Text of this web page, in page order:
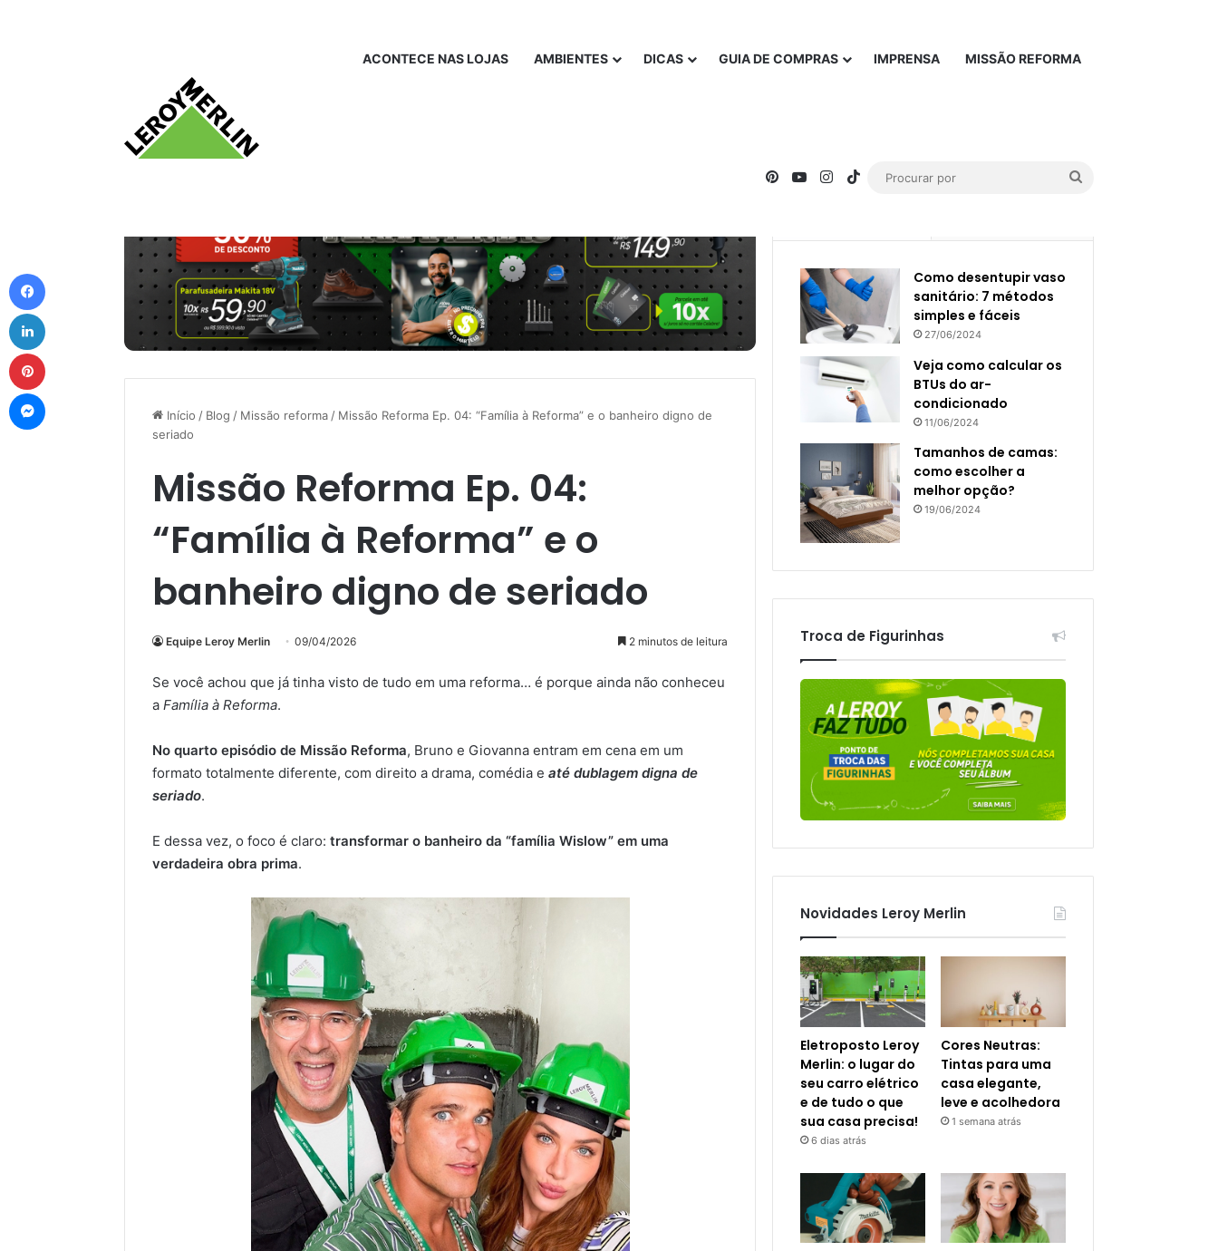
ACONTECE NAS LOJAS AMBIENTES DICAS GUIA DE COMPRAS IMPRENSA MISSÃO REFORMA
PinterestYouTubeInstagram
TikTok
Início / Blog / Missão reforma / Missão Reforma Ep. 04: “Família à Reforma” e o banheiro digno de
seriado
Missão Reforma Ep. 04:
“Família à Reforma” e o
banheiro digno de seriado
Equipe Leroy Merlin 09/04/2026 2 minutos de leitura
Se você achou que já tinha visto de tudo em uma reforma… é porque ainda não conheceu
a Família à Reforma.
No quarto episódio de Missão Reforma, Bruno e Giovanna entram em cena em um
formato totalmente diferente, com direito a drama, comédia e até dublagem digna de
seriado.
E dessa vez, o foco é claro: transformar o banheiro da “família Wislow” em uma
verdadeira obra prima.
Como desentupir vaso
sanitário: 7 métodos
simples e fáceis
27/06/2024
Veja como calcular os
BTUs do ar-
condicionado
11/06/2024
Tamanhos de camas:
como escolher a
melhor opção?
19/06/2024
Troca de Figurinhas
Novidades Leroy Merlin
Eletroposto Leroy
Merlin: o lugar do
seu carro elétrico
e de tudo o que
sua casa precisa!
6 dias atrás
Cores Neutras:
Tintas para uma
casa elegante,
leve e acolhedora
1 semana atrás